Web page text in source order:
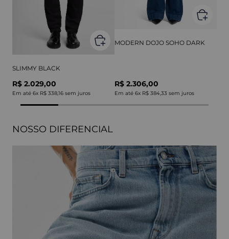
SLIMMY BLACK
R$ 2.029,00
Em até 6x R$ 338,16 sem juros
MODERN DOJO SOHO DARK
R$ 2.306,00
Em até 6x R$ 384,33 sem juros
NOSSO DIFERENCIAL